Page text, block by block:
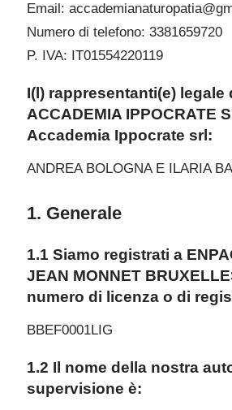
Email: accademianaturopatia@
Numero di telefono: 3381659720
P. IVA: IT01554220119
I(l) rappresentanti(e) legale
ACCADEMIA IPPOCRATE
Accademia Ippocrate srl:
ANDREA BOLOGNA E ILARIA
1. Generale
1.1 Siamo registrati a
JEAN MONNET
numero di licenza o di
BBEF0001LIG
1.2 Il nome della nostra
supervisione è: